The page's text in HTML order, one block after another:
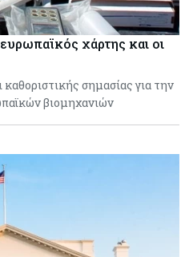
χάρτης και οι
καθοριστικής σημασίας για την
βιομηχανιών